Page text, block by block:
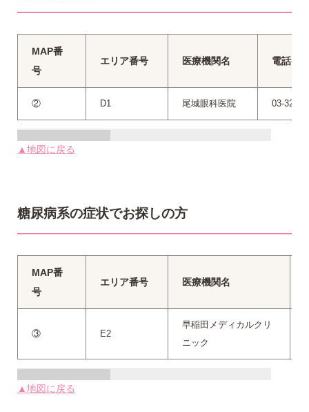
MAP番
号
エリア番号 医療機関名 電話番
② D1 尾城眼科医院 03-3202-
▲地図に戻る
糖尿病系の症状でお探しの方
MAP番
号
エリア番号 医療機関名
③ E2
早稲田メディカルクリ
ニック
▲地図に戻る